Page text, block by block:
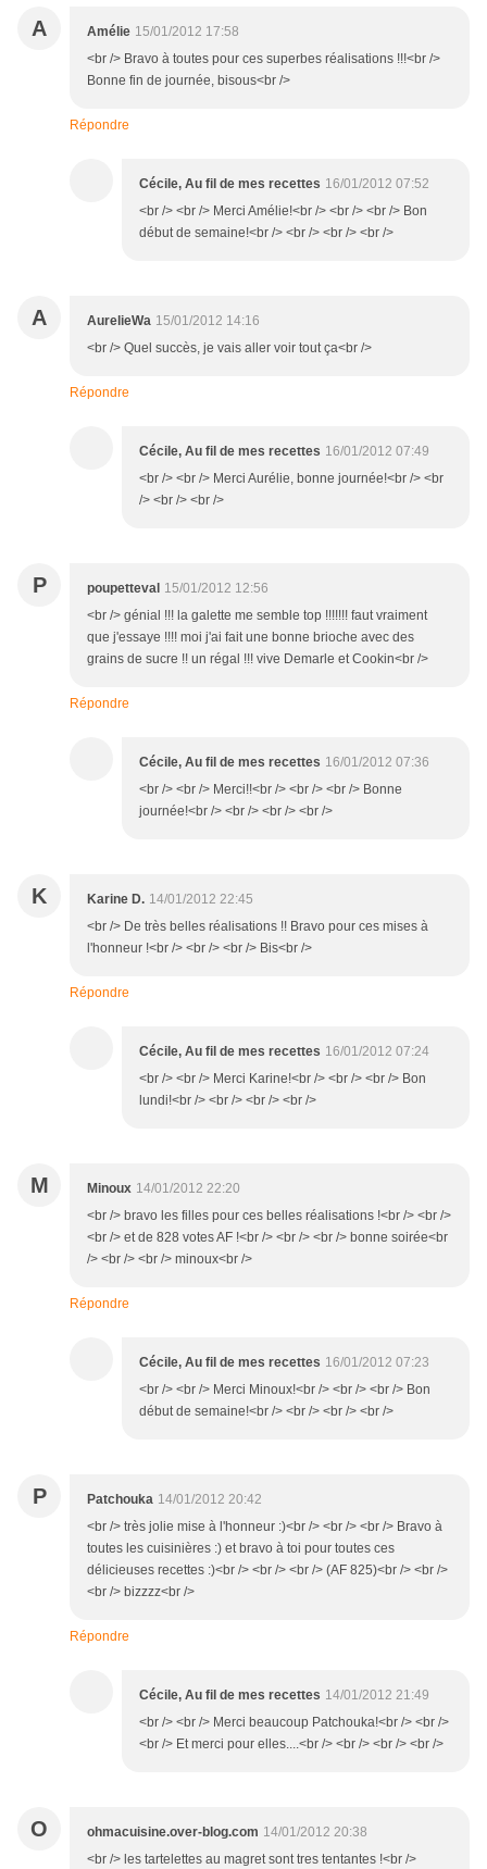
A Amélie 15/01/2012 17:58
<br /> Bravo à toutes pour ces superbes réalisations !!!<br />
Bonne fin de journée, bisous<br />
Répondre
Cécile, Au fil de mes recettes 16/01/2012 07:52
<br /> <br /> Merci Amélie!<br /> <br /> <br /> Bon
début de semaine!<br /> <br /> <br /> <br />
A AurelieWa 15/01/2012 14:16
<br /> Quel succès, je vais aller voir tout ça<br />
Répondre
Cécile, Au fil de mes recettes 16/01/2012 07:49
<br /> <br /> Merci Aurélie, bonne journée!<br /> <br
/> <br /> <br />
P poupetteval 15/01/2012 12:56
<br /> génial !!! la galette me semble top !!!!!!! faut vraiment
que j'essaye !!!! moi j'ai fait une bonne brioche avec des
grains de sucre !! un régal !!! vive Demarle et Cookin<br />
Répondre
Cécile, Au fil de mes recettes 16/01/2012 07:36
<br /> <br /> Merci!!<br /> <br /> <br /> Bonne
journée!<br /> <br /> <br /> <br />
K Karine D. 14/01/2012 22:45
<br /> De très belles réalisations !! Bravo pour ces mises à
l'honneur !<br /> <br /> <br /> Bis<br />
Répondre
Cécile, Au fil de mes recettes 16/01/2012 07:24
<br /> <br /> Merci Karine!<br /> <br /> <br /> Bon
lundi!<br /> <br /> <br /> <br />
M Minoux 14/01/2012 22:20
<br /> bravo les filles pour ces belles réalisations !<br /> <br />
<br /> et de 828 votes AF !<br /> <br /> <br /> bonne soirée<br
/> <br /> <br /> minoux<br />
Répondre
Cécile, Au fil de mes recettes 16/01/2012 07:23
<br /> <br /> Merci Minoux!<br /> <br /> <br /> Bon
début de semaine!<br /> <br /> <br /> <br />
P Patchouka 14/01/2012 20:42
<br /> très jolie mise à l'honneur :)<br /> <br /> <br /> Bravo à
toutes les cuisinières :) et bravo à toi pour toutes ces
délicieuses recettes :)<br /> <br /> <br /> (AF 825)<br /> <br />
<br /> bizzzz<br />
Répondre
Cécile, Au fil de mes recettes 14/01/2012 21:49
<br /> <br /> Merci beaucoup Patchouka!<br /> <br />
<br /> Et merci pour elles....<br /> <br /> <br /> <br />
O ohmacuisine.over-blog.com 14/01/2012 20:38
<br /> les tartelettes au magret sont tres tentantes !<br />